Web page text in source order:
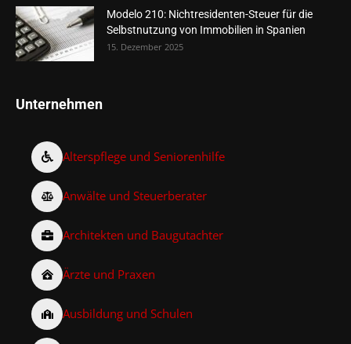
Modelo 210: Nichtresidenten-Steuer für die
Selbstnutzung von Immobilien in Spanien
15. Dezember 2025
Unternehmen
Alterspflege und Seniorenhilfe
Anwälte und Steuerberater
Architekten und Baugutachter
Ärzte und Praxen
Ausbildung und Schulen